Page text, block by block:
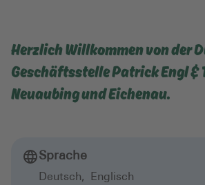
Herzlich Willkommen von der
Geschäftsstelle Patrick Engl &
Neuaubing und Eichenau.
Sprache
Deutsch, Englisch